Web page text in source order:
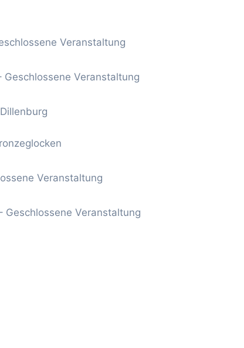
Veranstaltung
Geschlossene Veranstaltung
Veranstaltung
Geschlossene Veranstaltung